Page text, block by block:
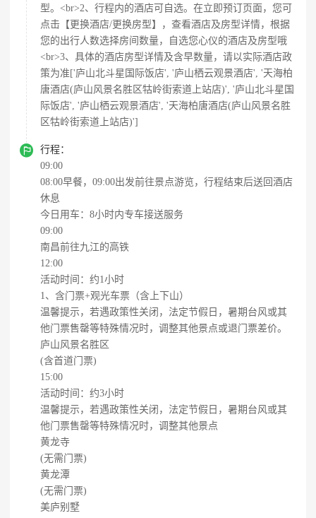
型。<br>2、行程内的酒店可自选。在立即预订页面，您可
点击【更换酒店/更换房型】，查看酒店及房型详情，根据
您的出行人数选择房间数量，自选您心仪的酒店及房型哦
<br>3、具体的酒店房型详情及含早数量，请以实际酒店政
策为准['庐山北斗星国际饭店', '庐山栖云观景酒店', '天海柏
唐酒店(庐山风景名胜区牯岭街索道上站店)', '庐山北斗星国
际饭店', '庐山栖云观景酒店', '天海柏唐酒店(庐山风景名胜
区牯岭街索道上站店)']

行程：
09:00
08:00早餐，09:00出发前往景点游览，行程结束后送回酒店
休息
今日用车：8小时内专车接送服务
09:00
南昌前往九江的高铁
12:00
活动时间：约1小时
1、含门票+观光车票（含上下山）
温馨提示，若遇政策性关闭，法定节假日，暑期台风或其
他门票售罄等特殊情况时，调整其他景点或退门票差价。
庐山风景名胜区
(含首道门票)
15:00
活动时间：约3小时
温馨提示，若遇政策性关闭，法定节假日，暑期台风或其
他门票售罄等特殊情况时，调整其他景点
黄龙寺
(无需门票)
黄龙潭
(无需门票)
美庐别墅